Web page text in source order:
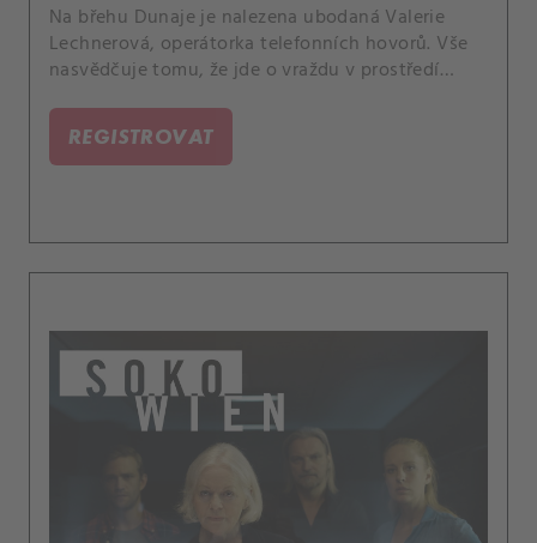
Na břehu Dunaje je nalezena ubodaná Valerie
Lechnerová, operátorka telefonních hovorů. Vše
nasvědčuje tomu, že jde o vraždu v prostředí
REGISTROVAT